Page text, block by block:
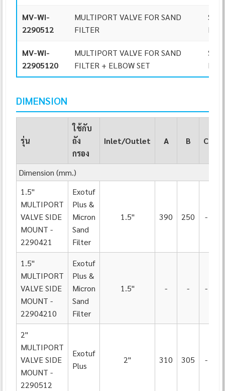
MV-WI-
2290512
MULTIPORT VALVE FOR SAND
FILTER
SIDE
MV-WI-
22905120
MULTIPORT VALVE FOR SAND
FILTER + ELBOW SET
SIDE
DIMENSION
รุ่น
ใช้กับ
ถัง
กรอง
Inlet/Outlet A B C
Dimension (mm.)
1.5"
MULTIPORT
VALVE SIDE
MOUNT -
2290421
Exotuf
Plus &
Micron
Sand
Filter
1.5" 390 250 -
1.5"
MULTIPORT
VALVE SIDE
MOUNT -
22904210
Exotuf
Plus &
Micron
Sand
Filter
1.5" - - -
2"
MULTIPORT
VALVE SIDE
MOUNT -
2290512
Exotuf
Plus
2" 310 305 -